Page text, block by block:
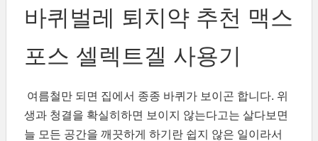
바퀴벌레 퇴치약 추천 맥스
포스 셀렉트겔 사용기
여름철만 되면 집에서 종종 바퀴가 보이곤 합니다. 위
생과 청결을 확실히하면 보이지 않는다고는 살다보면
늘 모든 공간을 깨끗하게 하기란 쉽지 않은 일이라서